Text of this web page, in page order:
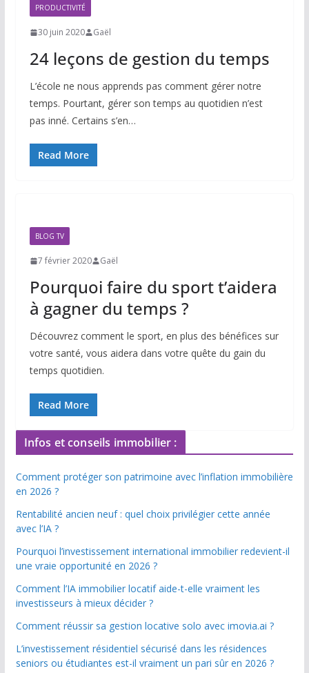
PRODUCTIVITÉ
30 juin 2020 Gaël
24 leçons de gestion du temps
L’école ne nous apprends pas comment gérer notre
temps. Pourtant, gérer son temps au quotidien n’est
pas inné. Certains s’en…
Read More
BLOG TV
7 février 2020 Gaël
Pourquoi faire du sport t’aidera
à gagner du temps ?
Découvrez comment le sport, en plus des bénéfices sur
votre santé, vous aidera dans votre quête du gain du
temps quotidien.
Read More
Infos et conseils immobilier :
Comment protéger son patrimoine avec l’inflation immobilière
en 2026 ?
Rentabilité ancien neuf : quel choix privilégier cette année
avec l’IA ?
Pourquoi l’investissement international immobilier redevient-il
une vraie opportunité en 2026 ?
Comment l’IA immobilier locatif aide-t-elle vraiment les
investisseurs à mieux décider ?
Comment réussir sa gestion locative solo avec imovia.ai ?
L’investissement résidentiel sécurisé dans les résidences
seniors ou étudiantes est-il vraiment un pari sûr en 2026 ?